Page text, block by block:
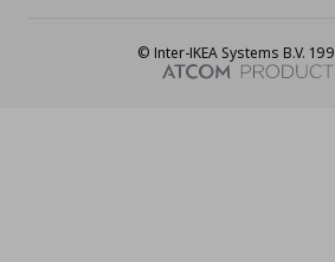
© Inter-IKEA Systems B.V.